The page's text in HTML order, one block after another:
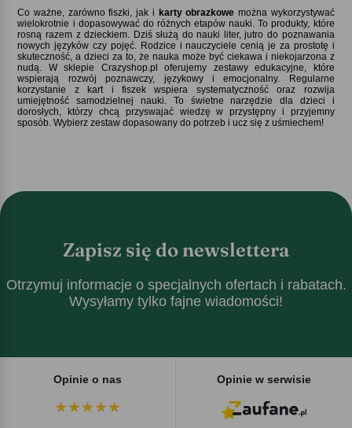
Co ważne, zarówno fiszki, jak i karty obrazkowe można wykorzystywać
wielokrotnie i dopasowywać do różnych etapów nauki. To produkty, które
rosną razem z dzieckiem. Dziś służą do nauki liter, jutro do poznawania
nowych języków czy pojęć. Rodzice i nauczyciele cenią je za prostotę i
skuteczność, a dzieci za to, że nauka może być ciekawa i niekojarzona z
nudą. W sklepie Crazyshop.pl oferujemy zestawy edukacyjne, które
wspierają rozwój poznawczy, językowy i emocjonalny. Regularne
korzystanie z kart i fiszek wspiera systematyczność oraz rozwija
umiejętność samodzielnej nauki. To świetne narzędzie dla dzieci i
dorosłych, którzy chcą przyswajać wiedzę w przystępny i przyjemny
sposób. Wybierz zestaw dopasowany do potrzeb i ucz się z uśmiechem!
Zapisz się do newslettera
Otrzymuj informacje o specjalnych ofertach i rabatach.
Wysyłamy tylko fajne wiadomości!
Opinie o nas Opinie w serwisie